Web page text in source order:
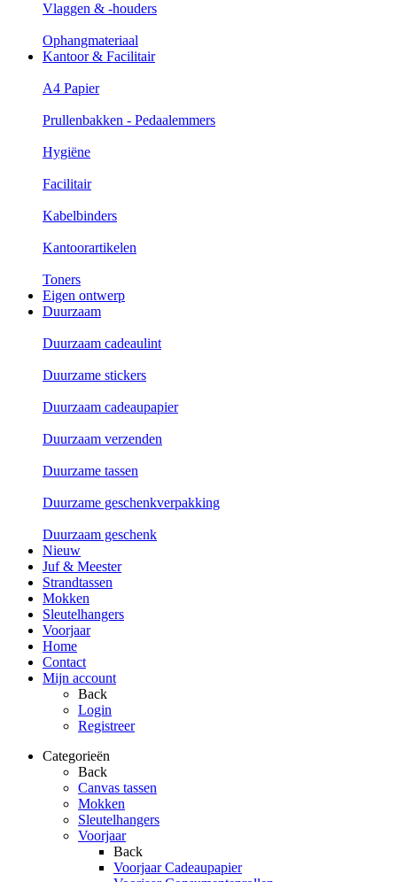
Vlaggen & -houders
Ophangmateriaal
Kantoor & Facilitair
A4 Papier
Prullenbakken - Pedaalemmers
Hygiëne
Facilitair
Kabelbinders
Kantoorartikelen
Toners
Eigen ontwerp
Duurzaam
Duurzaam cadeaulint
Duurzame stickers
Duurzaam cadeaupapier
Duurzaam verzenden
Duurzame tassen
Duurzame geschenkverpakking
Duurzaam geschenk
Nieuw
Juf & Meester
Strandtassen
Mokken
Sleutelhangers
Voorjaar
Home
Contact
Mijn account
Back
Login
Registreer
Categorieën
Back
Canvas tassen
Mokken
Sleutelhangers
Voorjaar
Back
Voorjaar Cadeaupapier